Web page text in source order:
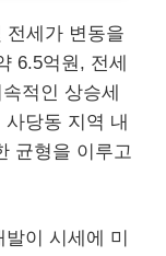
전세가 변동을
6.5억원, 전세
적인 상승세
당동 지역 내
균형을 이루고
이 시세에 미